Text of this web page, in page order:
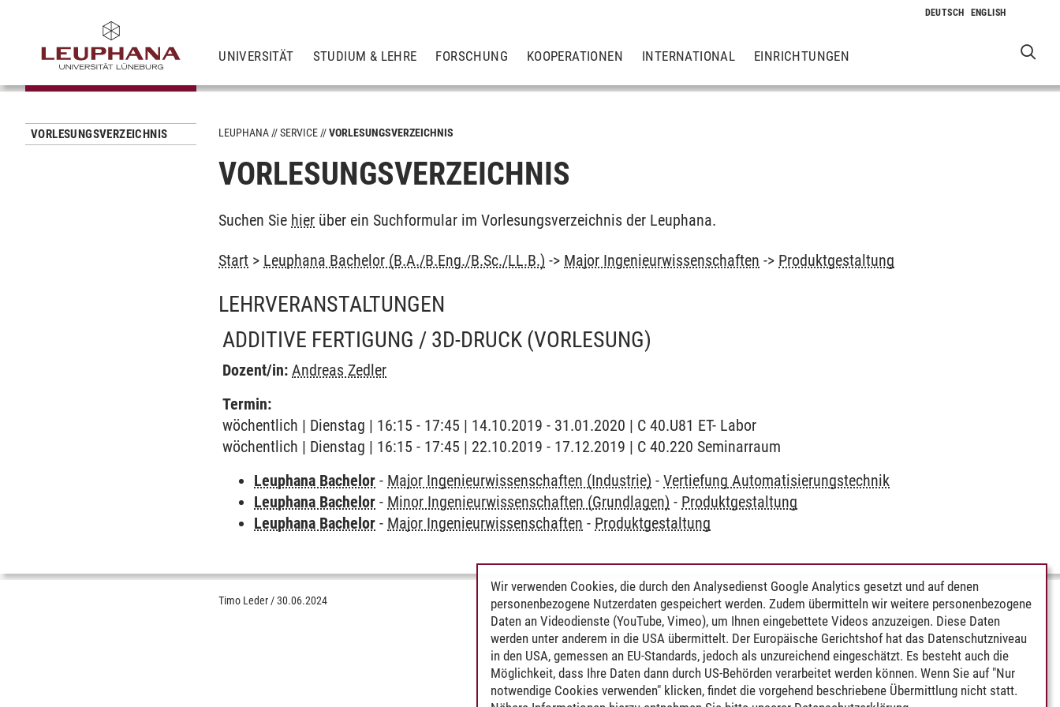
UNIVERSITÄT STUDIUM & LEHRE FORSCHUNG KOOPERATIONEN INTERNATIONAL EINRICHTUNGEN
VORLESUNGSVERZEICHNIS LEUPHANA SERVICE VORLESUNGSVERZEICHNIS
VORLESUNGSVERZEICHNIS
Suchen Sie hier über ein Suchformular im Vorlesungsverzeichnis der Leuphana.
Start > Leuphana Bachelor (B.A./B.Eng./B.Sc./LL.B.) -> Major Ingenieurwissenschaften -> Produktgestaltung
LEHRVERANSTALTUNGEN
ADDITIVE FERTIGUNG / 3D-DRUCK (VORLESUNG)
Dozent/in: Andreas Zedler
Termin:
wöchentlich | Dienstag | 16:15 - 17:45 | 14.10.2019 - 31.01.2020 | C 40.U81 ET- Labor
wöchentlich | Dienstag | 16:15 - 17:45 | 22.10.2019 - 17.12.2019 | C 40.220 Seminarraum
Leuphana Bachelor - Major Ingenieurwissenschaften (Industrie) -Vertiefung Automatisierungstechnik
Leuphana Bachelor - Minor Ingenieurwissenschaften (Grundlagen) - Produktgestaltung
Leuphana Bachelor - Major Ingenieurwissenschaften - Produktgestaltung
Timo Leder /30.06.2024
Wir verwenden Cookies, die durch den Analysedienst Google Analytics gesetzt und auf denen
personenbezogene Nutzerdaten gespeichert werden. Zudem übermitteln wir weitere personenbezogene
Daten an Videodienste (YouTube, Vimeo), um Ihnen eingebettete Videos anzuzeigen. Diese Daten
werden unter anderem in die USA übermittelt. Der Europäische Gerichtshof hat das Datenschutzniveau
in den USA, gemessen an EU-Standards, jedoch als unzureichend eingeschätzt. Es besteht auch die
Möglichkeit, dass Ihre Daten dann durch US-Behörden verarbeitet werden können. Wenn Sie auf "Nur
notwendige Cookies verwenden" klicken, findet die vorgehend beschriebene Übermittlung nicht statt.